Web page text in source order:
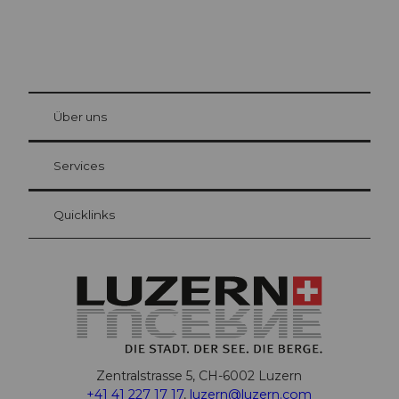
Gästekarte Luzern
Ihre Vorteile als Übernachtungsgast
at Bre
Über uns
Services
Quicklinks
Zentralstrasse 5, CH-6002 Luzern
+41 41 227 17 17, luzern@luzern.com